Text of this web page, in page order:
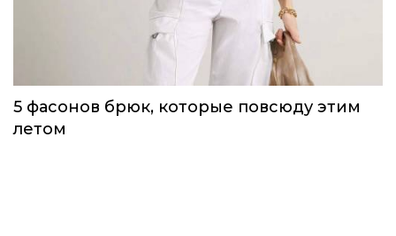
5 фасонов брюк, которые повсюду этим
летом